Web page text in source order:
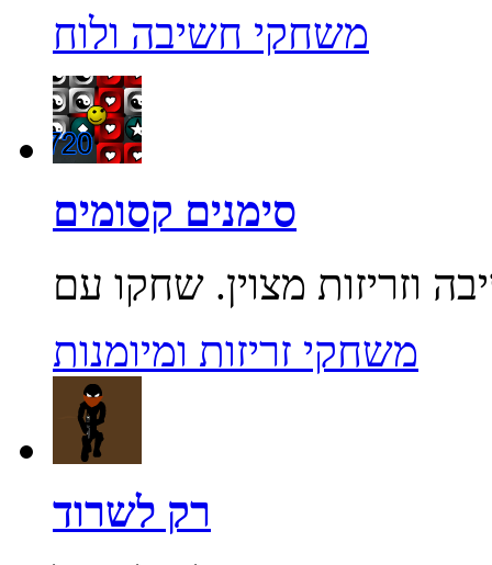
משחקי חשיבה ולוח
סימנים קסומים
משחקי זריזות ומיומנות
רק לשרוד